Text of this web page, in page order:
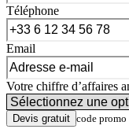
Téléphone
Email
Votre chiffre d’affaires
Devis gratuit code